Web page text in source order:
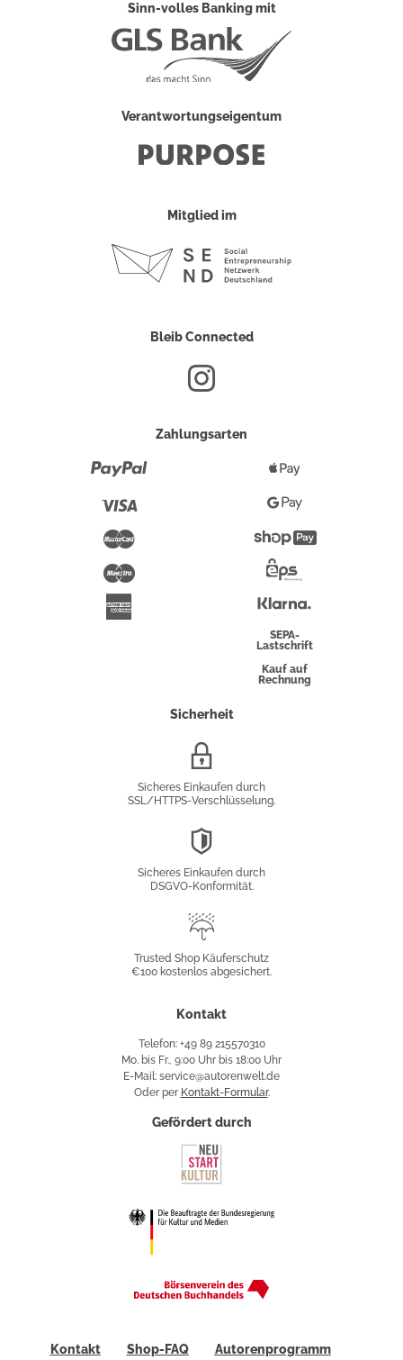
Sinn-volles Banking mit
Verantwortungseigentum
Mitglied im
Bleib Connected
Zahlungsarten
Maestro
Pay
Google
Pay
Überweisung
SEPA-
Lastschrift
Kauf auf
Rechnung
Sicherheit
Sicheres Einkaufen durch
SSL/HTTPS-Verschlüsselung.
Sicheres Einkaufen durch
DSGVO-Konformität.
Käuferschutz
Trusted Shop Käuferschutz
€100 kostenlos abgesichert.
Kontakt
Telefon: +49 89 215570310
Mo. bis Fr., 9:00 Uhr bis 18:00 Uhr
E-Mail: service@autorenwelt.de
Oder per Kontakt-Formular.
Gefördert durch
Kontakt Shop-FAQ Autorenprogramm